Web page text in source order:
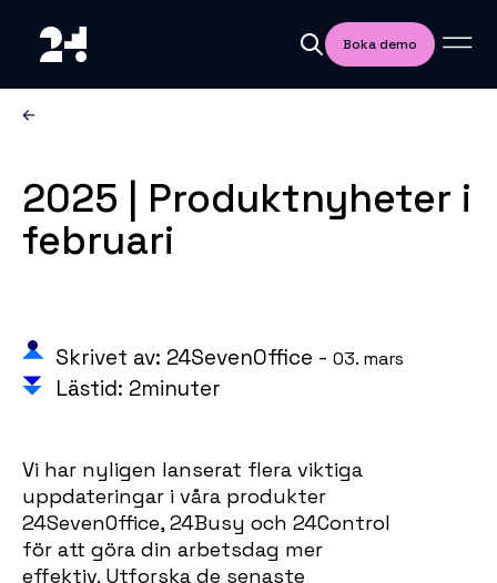
Boka demo
2025 | Produktnyheter i
februari
Skrivet av: 24SevenOffice - 03. mars
Lästid: 2minuter
Vi har nyligen lanserat flera viktiga
uppdateringar i våra produkter
24SevenOffice, 24Busy och 24Control
för att göra din arbetsdag mer
effektiv. Utforska de senaste